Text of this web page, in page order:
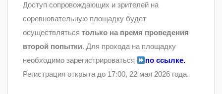
Доступ сопровождающих и зрителей на
соревновательную площадку будет
осуществляться только на время проведения
второй попытки. Для прохода на площадку
необходимо зарегистрироваться
по ссылке.
Регистрация открыта до 17:00, 22 мая 2026 года.